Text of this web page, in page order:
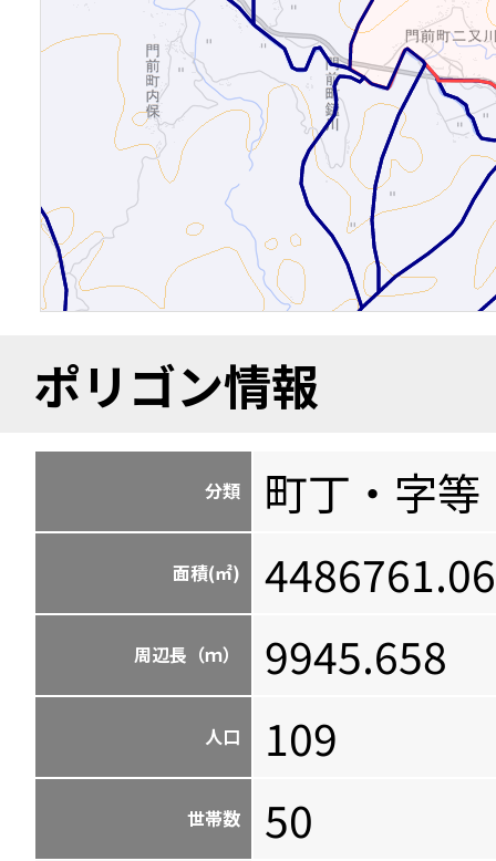
ポリゴン情報
分類 町丁・字等
面積(㎡)
周辺長（ｍ） 9945.658
人口 109
世帯数 50